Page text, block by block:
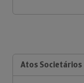
Atos Societários